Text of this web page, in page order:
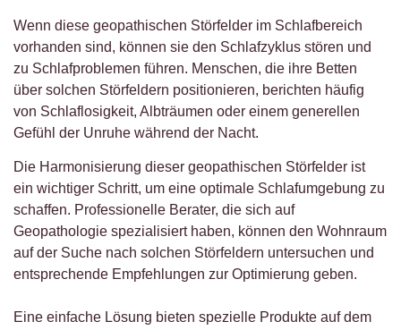
Wenn diese geopathischen Störfelder im Schlafbereich
vorhanden sind, können sie den Schlafzyklus stören und
zu Schlafproblemen führen. Menschen, die ihre Betten
über solchen Störfeldern positionieren, berichten häufig
von Schlaflosigkeit, Albträumen oder einem generellen
Gefühl der Unruhe während der Nacht.
Die Harmonisierung dieser geopathischen Störfelder ist
ein wichtiger Schritt, um eine optimale Schlafumgebung zu
schaffen. Professionelle Berater, die sich auf
Geopathologie spezialisiert haben, können den Wohnraum
auf der Suche nach solchen Störfeldern untersuchen und
entsprechende Empfehlungen zur Optimierung geben.
Eine einfache Lösung bieten spezielle Produkte auf dem